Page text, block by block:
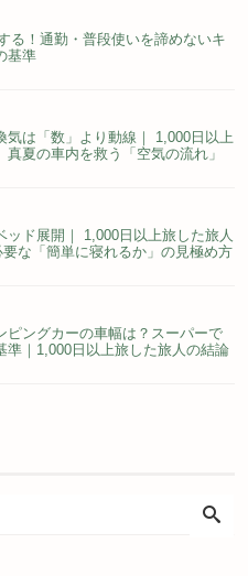
る！通勤・普段使いを諦めないキ
基準
気は「数」より動線｜ 1,000日以上
夏の車内を救う「空気の流れ」
ッド展開｜ 1,000日以上旅した旅人
な「簡単に寝れるか」の見極め方
ピングカーの車幅は？スーパーで
準｜1,000日以上旅した旅人の結論